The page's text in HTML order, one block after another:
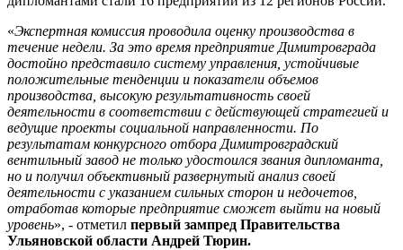
«Экспертная комиссия проводила оценку производства в
течение недели. За это время предприятие Димитровграда
достойно представило систему управления, устойчивые
положительные тенденции и показатели объемов
производства, высокую результативность своей
деятельности в соответствии с действующей стратегией и
ведущие проекты социальной направленности. По
результатам конкурсного отбора Димитровградский
вентильный завод не только удостоился звания дипломанта,
но и получил объективный развернутый анализ своей
деятельности с указанием сильных сторон и недочетов,
отработав которые предприятие сможет выйти на новый
уровень», - отметил первый зампред Правительства
Ульяновской области Андрей Тюрин.